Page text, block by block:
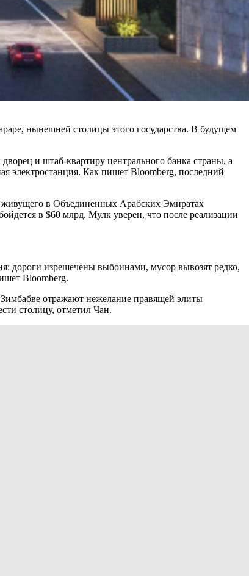
нынешней столицы этого государства. В будущем
и штаб-квартиру центрального банка страны, а
электростанция. Как пишет Bloomberg, последний
в Объединенных Арабских Эмиратах
в $60 млрд. Мулк уверен, что после реализации
дороги изрешечены выбоинами, мусор вывозят редко,
Bloomberg.
отражают нежелание правящей элиты
столицу, отметил Чан.